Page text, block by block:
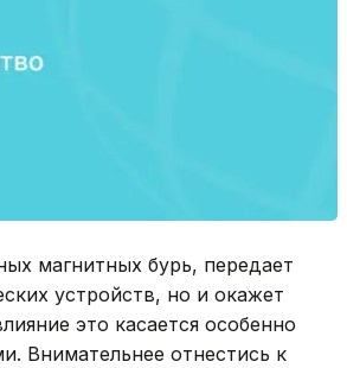
магнитных бурь, передает
устройств, но и окажет
это касается особенно
Внимательнее отнестись к